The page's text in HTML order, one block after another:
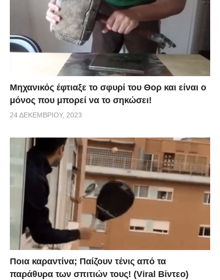
Μηχανικός έφτιαξε το σφυρί του Θορ και είναι ο
μόνος που μπορεί να το σηκώσει!
24 ΔΕΚΕΜΒΡΊΟΥ, 2023
Ποια καραντίνα; Παίζουν τένις από τα
παράθυρα των σπιτιών τους! (Viral Βίντεο)